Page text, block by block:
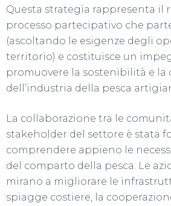
Questa strategia rappresenta il
processo partecipativo che
(ascoltando le esigenze degli
territorio) e costituisce un
promuovere la sostenibilità e la
dell’industria della pesca
La collaborazione tra le
stakeholder del settore è stata
comprendere appieno le
del comparto della pesca. Le
mirano a migliorare le
spiagge costiere, la